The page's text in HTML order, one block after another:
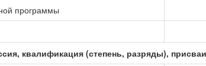
программы
квалификация (степень, разряды),